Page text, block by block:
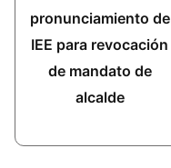
Post:
pronunciamiento de
IEE para revocación
de mandato de
alcalde